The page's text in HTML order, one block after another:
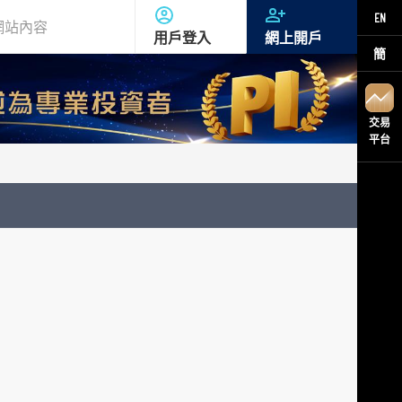
EN
簡
交易
平台
用戶登入 網上開戶